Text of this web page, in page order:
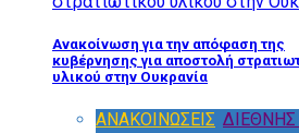
Ανακοίνωση για την απόφαση της
κυβέρνησης για αποστολή
υλικού στην Ουκρανία
ΑΝΑΚΟΙΝΩΣΕΙΣ